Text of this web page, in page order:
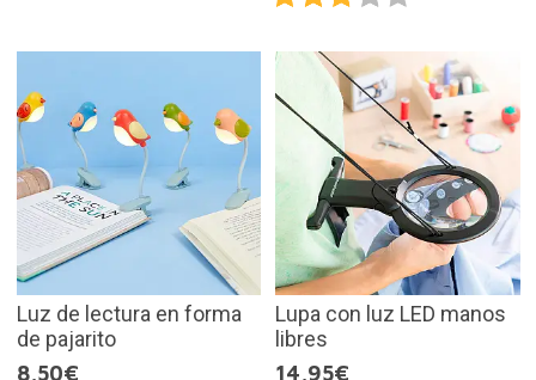
Luz de lectura en forma
de pajarito
8,50€
Lupa con luz LED manos
libres
14,95€